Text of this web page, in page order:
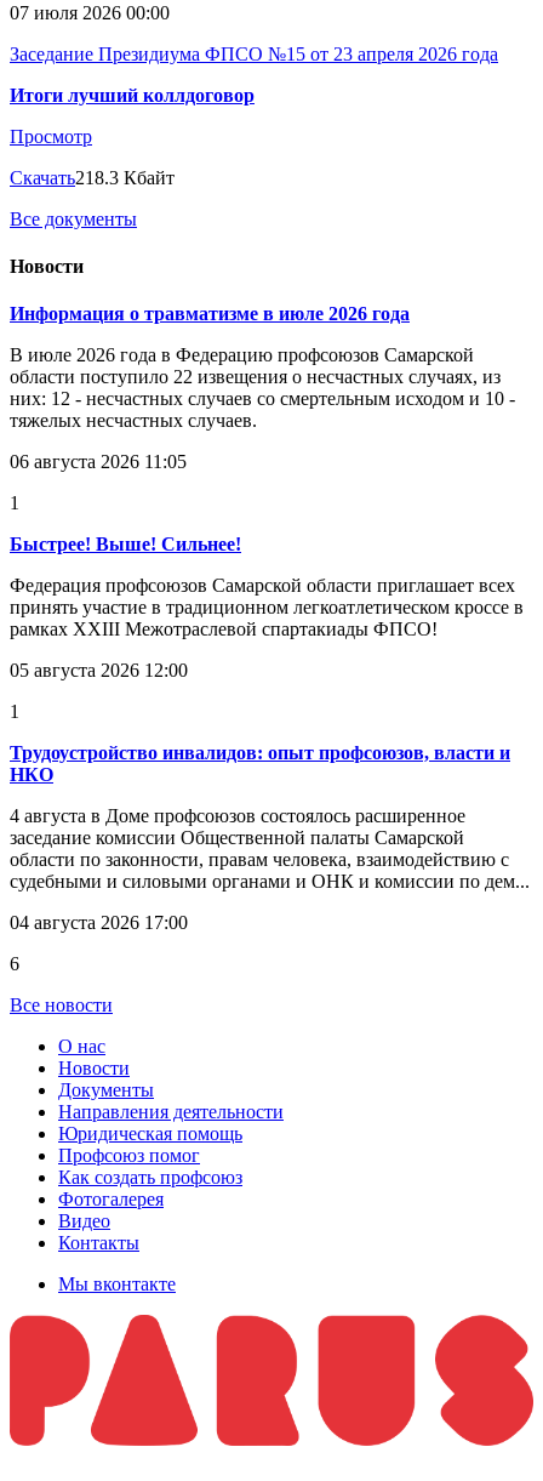
07 июля 2026 00:00
Заседание Президиума ФПСО №15 от 23 апреля 2026 года
Итоги лучший коллдоговор
Просмотр
Скачать218.3 Кбайт
Все документы
Новости
Информация о травматизме в июле 2026 года
В июле 2026 года в Федерацию профсоюзов Самарской
области поступило 22 извещения о несчастных случаях, из
них: 12 - несчастных случаев со смертельным исходом и 10 -
тяжелых несчастных случаев.
06 августа 2026 11:05
1
Быстрее! Выше! Сильнее!
Федерация профсоюзов Самарской области приглашает всех
принять участие в традиционном легкоатлетическом кроссе в
рамках XXIII Межотраслевой спартакиады ФПСО!
05 августа 2026 12:00
1
Трудоустройство инвалидов: опыт профсоюзов, власти и
НКО
4 августа в Доме профсоюзов состоялось расширенное
заседание комиссии Общественной палаты Самарской
области по законности, правам человека, взаимодействию с
судебными и силовыми органами и ОНК и комиссии по дем...
04 августа 2026 17:00
6
Все новости
О нас
Новости
Документы
Направления деятельности
Юридическая помощь
Профсоюз помог
Как создать профсоюз
Фотогалерея
Видео
Контакты
Мы вконтакте